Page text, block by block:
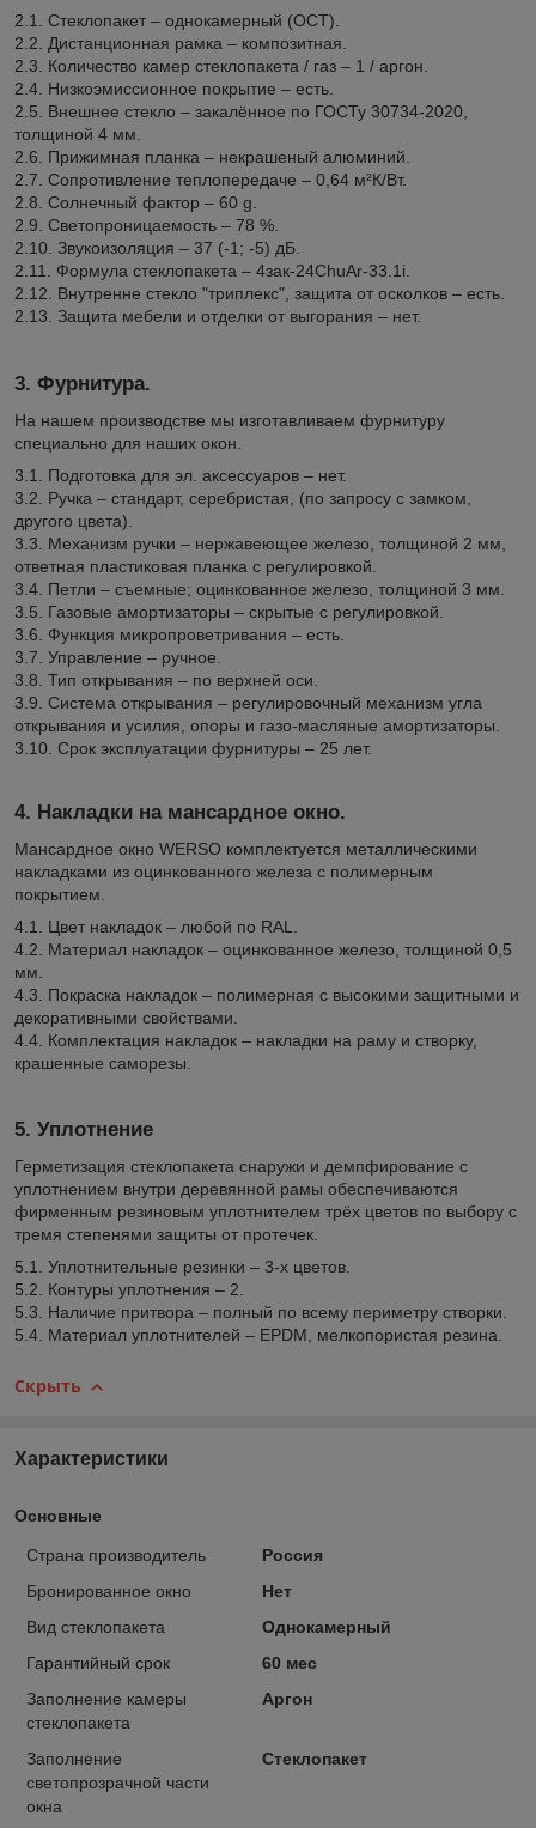
2.1. Стеклопакет – однокамерный (ОСТ).
2.2. Дистанционная рамка – композитная.
2.3. Количество камер стеклопакета / газ – 1 / аргон.
2.4. Низкоэмиссионное покрытие – есть.
2.5. Внешнее стекло – закалённое по ГОСТу 30734-2020,
толщиной 4 мм.
2.6. Прижимная планка – некрашеный алюминий.
2.7. Сопротивление теплопередаче – 0,64 м²К/Вт.
2.8. Солнечный фактор – 60 g.
2.9. Светопроницаемость – 78 %.
2.10. Звукоизоляция – 37 (-1; -5) дБ.
2.11. Формула стеклопакета – 4зак-24ChuAr-33.1i.
2.12. Внутренне стекло "триплекс", защита от осколков – есть.
2.13. Защита мебели и отделки от выгорания – нет.
3. Фурнитура.
На нашем производстве мы изготавливаем фурнитуру
специально для наших окон.
3.1. Подготовка для эл. аксессуаров – нет.
3.2. Ручка – стандарт, серебристая, (по запросу с замком,
другого цвета).
3.3. Механизм ручки – нержавеющее железо, толщиной 2 мм,
ответная пластиковая планка с регулировкой.
3.4. Петли – съемные; оцинкованное железо, толщиной 3 мм.
3.5. Газовые амортизаторы – скрытые с регулировкой.
3.6. Функция микропроветривания – есть.
3.7. Управление – ручное.
3.8. Тип открывания – по верхней оси.
3.9. Система открывания – регулировочный механизм угла
открывания и усилия, опоры и газо-масляные амортизаторы.
3.10. Срок эксплуатации фурнитуры – 25 лет.
4. Накладки на мансардное окно.
Мансардное окно WERSO комплектуется металлическими
накладками из оцинкованного железа с полимерным
покрытием.
4.1. Цвет накладок – любой по RAL.
4.2. Материал накладок – оцинкованное железо, толщиной 0,5
мм.
4.3. Покраска накладок – полимерная с высокими защитными и
декоративными свойствами.
4.4. Комплектация накладок – накладки на раму и створку,
крашенные саморезы.
5. Уплотнение
Герметизация стеклопакета снаружи и демпфирование с
уплотнением внутри деревянной рамы обеспечиваются
фирменным резиновым уплотнителем трёх цветов по выбору с
тремя степенями защиты от протечек.
5.1. Уплотнительные резинки – 3-х цветов.
5.2. Контуры уплотнения – 2.
5.3. Наличие притвора – полный по всему периметру створки.
5.4. Материал уплотнителей – EPDM, мелкопористая резина.
Скрыть
Характеристики
Основные
Страна производитель
Россия
Бронированное окно
Нет
Вид стеклопакета
Однокамерный
Гарантийный срок
60 мес
Заполнение камеры
стеклопакета
Аргон
Заполнение
светопрозрачной части
окна
Стеклопакет